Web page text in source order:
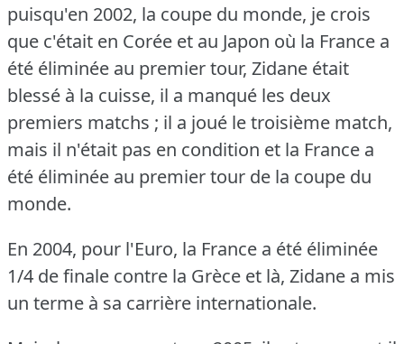
puisqu'en 2002, la coupe du monde, je crois
que c'était en Corée et au Japon où la France a
été éliminée au premier tour, Zidane était
blessé à la cuisse, il a manqué les deux
premiers matchs ; il a joué le troisième match,
mais il n'était pas en condition et la France a
été éliminée au premier tour de la coupe du
monde.
En 2004, pour l'Euro, la France a été éliminée
1/4 de finale contre la Grèce et là, Zidane a mis
un terme à sa carrière internationale.